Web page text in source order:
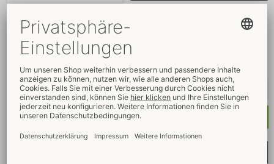
Bestseller Original
UVP: 10,95 €